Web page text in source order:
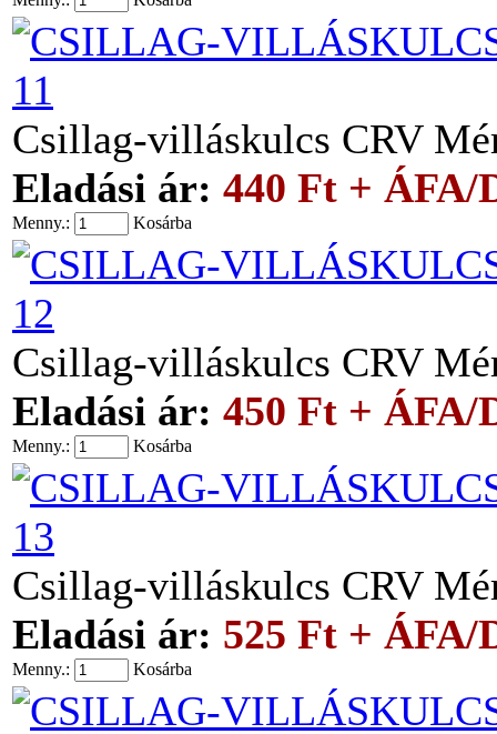
11
Csillag-villáskulcs CRV
Eladási ár: 440 Ft + ÁFA/
Menny.: Kosárba
12
Csillag-villáskulcs CRV
Eladási ár: 450 Ft + ÁFA/
Menny.: Kosárba
13
Csillag-villáskulcs CRV
Eladási ár: 525 Ft + ÁFA/
Menny.: Kosárba